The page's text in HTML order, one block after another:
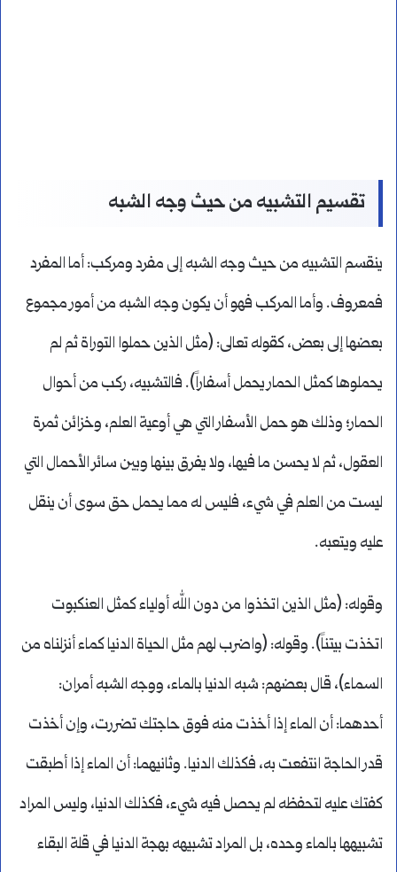
تقسيم التشبيه من حيث وجه الشبه
ينقسم التشبيه من حيث وجه الشبه إلى مفرد ومركب: أما المفرد
فمعروف. وأما المركب فهو أن يكون وجه الشبه من أمور مجموع
بعضها إلى بعض، كقوله تعالى: (مثل الذين حملوا التوراة ثم لم
يحملوها كمثل الحمار يحمل أسفاراً). فالتشبيه، ركب من أحوال
الحمار؛ وذلك هو حمل الأسفار التي هي أوعية العلم، وخزائن ثمرة
العقول، ثم لا يحسن ما فيها، ولا يفرق بينها وبين سائر الأحمال التي
ليست من العلم في شيء، فليس له مما يحمل حق سوى أن ينقل
عليه ويتعبه.
وقوله: (مثل الذين اتخذوا من دون الله أولياء كمثل العنكبوت
اتخذت بيتناً). وقوله: (واضرب لهم مثل الحياة الدنيا كماء أنزلناه من
السماء)، قال بعضهم: شبه الدنيا بالماء، ووجه الشبه أمران:
أحدهما: أن الماء إذا أخذت منه فوق حاجتك تضررت، وإن أخذت
قدر الحاجة انتفعت به، فكذلك الدنيا. وثانيهما: أن الماء إذا أطبقت
كفتك عليه لتحفظه لم يحصل فيه شيء، فكذلك الدنيا، وليس المراد
تشبيهها بالماء وحده، بل المراد تشبيهه بهجة الدنيا في قلة البقاء